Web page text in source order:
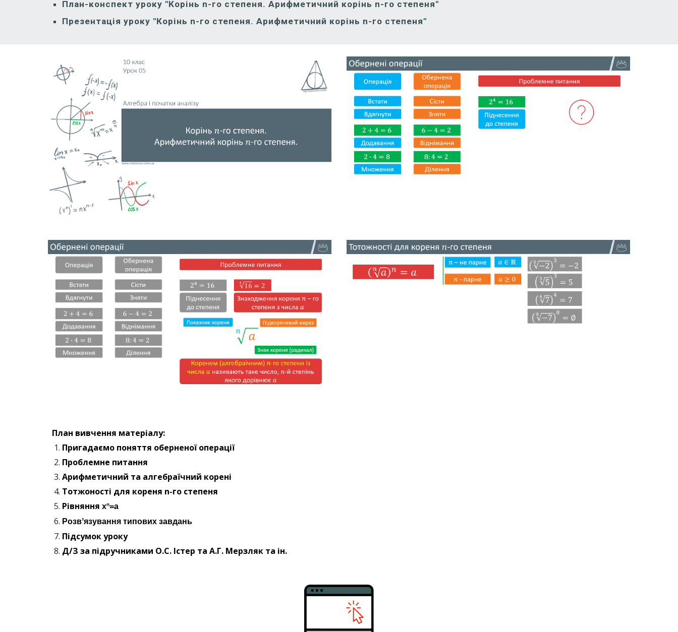
План-конспект уроку "Корінь n-го степеня. Арифметичний корінь n-го степеня"
Презентація уроку "Корінь n-го степеня. Арифметичний корінь n-го степеня"
План вивчення матеріалу:
Пригадаємо поняття оберненої операції
Проблемне питання
Арифметичний та алгебраїчний корені
Тотжоності для кореня n-го степеня
Рівняння xn=a
Розвʼязування типових завдань
Підсумок уроку
Д/З за підручниками О.С. Істер та А.Г. Мерзляк та ін.